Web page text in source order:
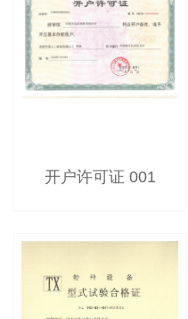
开户许可证 001